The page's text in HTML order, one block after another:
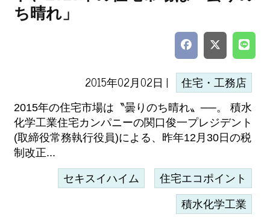
ち晴れ」
2015年02月02日 | 住宅・工務店
2015年の住宅市場は〝曇りのち晴れ〟──。 積水
化学工業住宅カンパニーの関口俊一プレジデント
(取締役常務執行役員)による、昨年12月30日の税
制改正...
セキスイハイム 住宅エコポイント
積水化学工業